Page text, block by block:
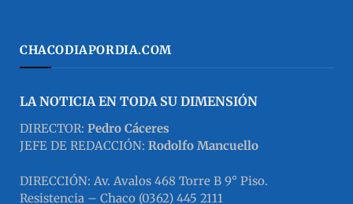
CHACODIAPORDIA.COM
LA NOTICIA EN TODA SU DIMENSIÓN
DIRECTOR: Pedro Cáceres
JEFE DE REDACCIÓN: Rodolfo Mancuello
DIRECCIÓN: Av. Avalos 468 Torre B 9° Piso.
Resistencia – Chaco (0362) 445 2111